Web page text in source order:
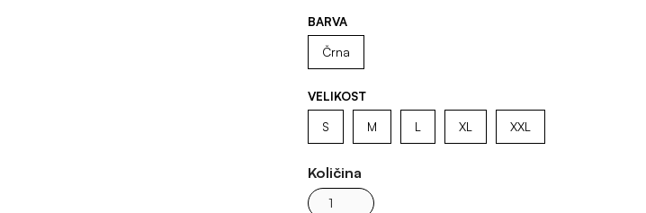
BARVA
Črna
VELIKOST
S
M L XL XXL
Količina